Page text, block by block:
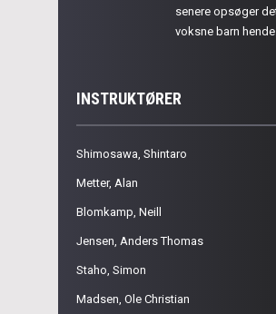
senere opsøger
voksne barn hende.
INSTRUKTØRER
Shimosawa, Shintaro
Metter, Alan
Blomkamp, Neill
Jensen, Anders Thomas
Staho, Simon
Madsen, Ole Christian